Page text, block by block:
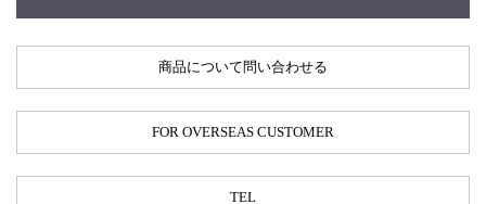
商品について問い合わせる
FOR OVERSEAS CUSTOMER
TEL